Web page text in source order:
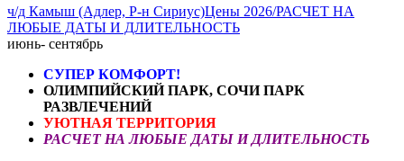
ч/д Камыш (Адлер, Р-н Сириус)Цены 2026/РАСЧЕТ НА
ЛЮБЫЕ ДАТЫ И ДЛИТЕЛЬНОСТЬ
июнь- сентябрь
СУПЕР КОМФОРТ!
ОЛИМПИЙСКИЙ ПАРК, СОЧИ ПАРК
РАЗВЛЕЧЕНИЙ
УЮТНАЯ ТЕРРИТОРИЯ
РАСЧЕТ НА ЛЮБЫЕ ДАТЫ И ДЛИТЕЛЬНОСТЬ